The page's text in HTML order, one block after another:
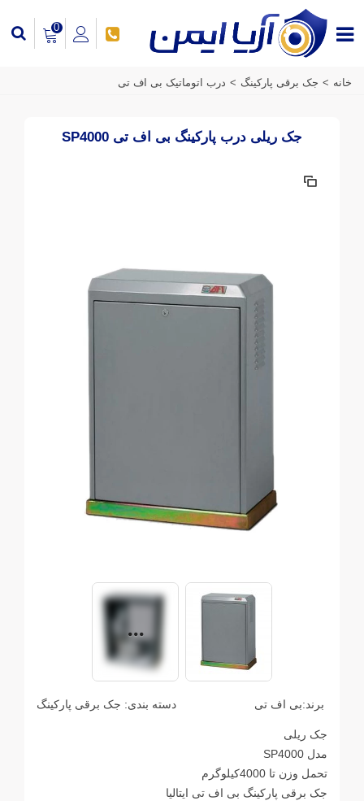
0
خانه > جک برقی پارکینگ > درب اتوماتیک بی اف تی
جک ریلی درب پارکینگ بی اف تی SP4000
برند:بی اف تی دسته بندی: جک برقی پارکینگ
جک ریلی
مدل SP4000
تحمل وزن تا 4000کیلوگرم
جک برقی پارکینگ بی اف تی ایتالیا